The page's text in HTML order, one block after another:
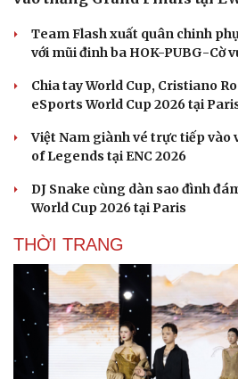
Team Flash xuất quân chinh
với mũi đinh ba HOK-PUBG-Cờ
Chia tay World Cup, Cristiano
eSports World Cup 2026 tại
Việt Nam giành vé trực tiếp vào
of Legends tại ENC 2026
DJ Snake cùng dàn sao đình
World Cup 2026 tại Paris
THỜI TRANG